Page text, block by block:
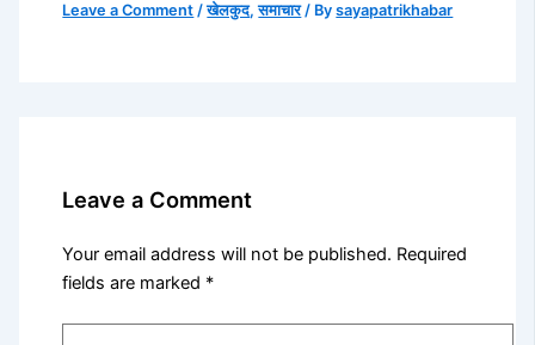
Leave a Comment /खेलकुद,समाचार/ Bysayapatrikhabar
Leave a Comment
Your email address will not be published. Required
fields are marked *